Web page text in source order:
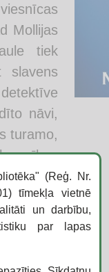
Mollijas
tiek
slavens
nāvi,
turamo,
Mollija
atšifrēt
(Reģ. Nr.
tīmekļa vietnē
un darbību,
par lapas